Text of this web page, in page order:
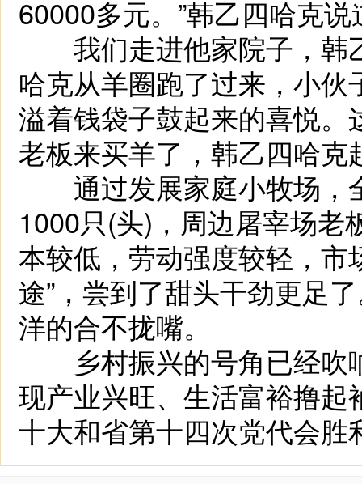
60000多元。”韩乙四哈克说
我们走进他家院子，韩
哈克从羊圈跑了过来，小
溢着钱袋子鼓起来的喜悦
老板来买羊了，韩乙四哈
通过发展家庭小牧场，
1000只(头)，周边屠宰场老
本较低，劳动强度较轻，市
途”，尝到了甜头干劲更足
洋的合不拢嘴。
乡村振兴的号角已经吹
现产业兴旺、生活富裕撸
十大和省第十四次党代会